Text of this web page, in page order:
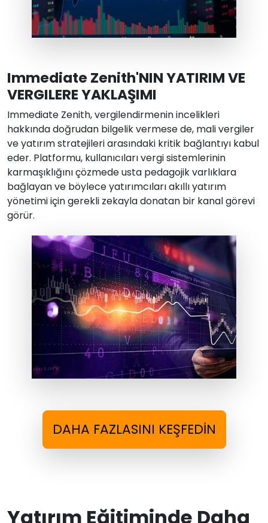
Immediate Zenith'NIN YATIRIM VE
VERGILERE YAKLAŞIMI
Immediate Zenith, vergilendirmenin incelikleri
hakkında doğrudan bilgelik vermese de, mali vergiler
ve yatırım stratejileri arasındaki kritik bağlantıyı kabul
eder. Platformu, kullanıcıları vergi sistemlerinin
karmaşıklığını çözmede usta pedagojik varlıklara
bağlayan ve böylece yatırımcıları akıllı yatırım
yönetimi için gerekli zekayla donatan bir kanal görevi
görür.
DAHA FAZLASINI KEŞFEDIN
Yatırım Eğitiminde Daha